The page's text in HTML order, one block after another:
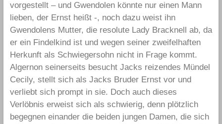
vorgestellt – und Gwendolen könnte nur einen Mann
lieben, der Ernst heißt -, noch dazu weist ihn
Gwendolens Mutter, die resolute Lady Bracknell ab, da
er ein Findelkind ist und wegen seiner zweifelhaften
Herkunft als Schwiegersohn nicht in Frage kommt.
Algernon seinerseits besucht Jacks reizendes Mündel
Cecily, stellt sich als Jacks Bruder Ernst vor und
verliebt sich prompt in sie. Doch auch dieses
Verlöbnis erweist sich als schwierig, denn plötzlich
begegnen einander die beiden jungen Damen, die sich